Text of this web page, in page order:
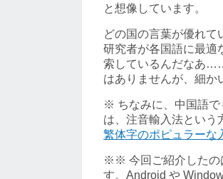
と想像しています。
どの国の言葉が優れて
研究者が各国語に最適
索しているんだなあ
はありませんが、細
※ ちなみに、中国語で
は、注音輸入法という
繁体字のポピュラーな
※※ 今回ご紹介したの
す。Android や